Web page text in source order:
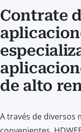
Contrate
de alto
A través de diversos